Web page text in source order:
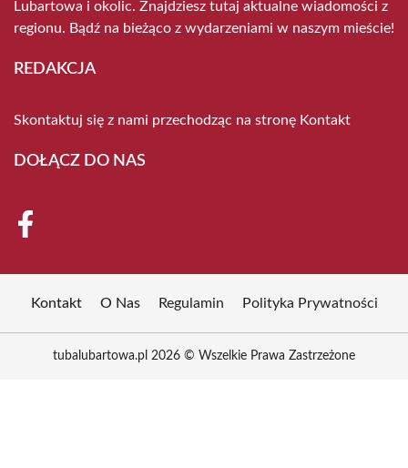
Lubartowa i okolic. Znajdziesz tutaj aktualne wiadomości z
regionu. Bądź na bieżąco z wydarzeniami w naszym mieście!
REDAKCJA
Skontaktuj się z nami przechodząc na stronę Kontakt
DOŁĄCZ DO NAS
Kontakt O Nas Regulamin Polityka Prywatności
tubalubartowa.pl 2026 © Wszelkie Prawa Zastrzeżone